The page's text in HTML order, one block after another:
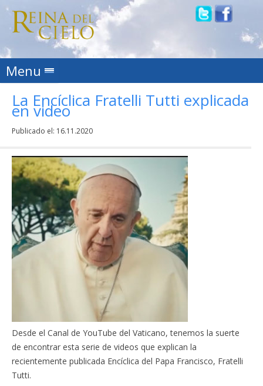
Menu Skip to content
La Encíclica Fratelli Tutti explicada
en video
Publicado el: 16.11.2020
Desde el Canal de YouTube del Vaticano, tenemos la suerte
de encontrar esta serie de videos que explican la
recientemente publicada Encíclica del Papa Francisco, Fratelli
Tutti.